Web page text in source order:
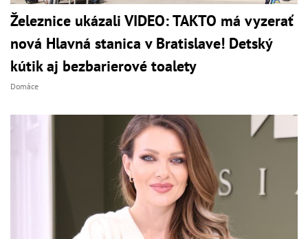
Železnice ukázali VIDEO: TAKTO má vyzerať
nová Hlavná stanica v Bratislave! Detský
kútik aj bezbarierové toalety
Domáce